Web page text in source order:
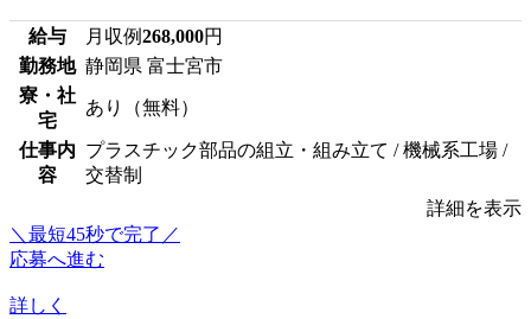
給与 月収例268,000円
勤務地 静岡県 富士宮市
寮・社
宅
あり（無料）
仕事内
容
プラスチック部品の組立・組み立て / 機械系工場 /
交替制
詳細を表示
＼最短45秒で完了／
応募へ進む
詳しく